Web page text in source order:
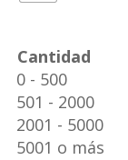
Cantidad
0 - 500
501 - 2000
2001 - 5000
5001 o más